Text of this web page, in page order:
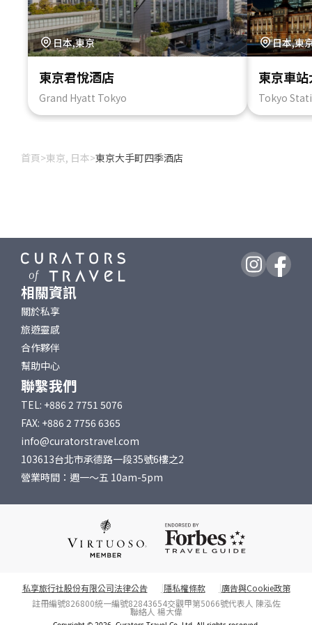
日本,東京
東京君悅酒店
Grand Hyatt Tokyo
日本,東
東京車
Tokyo
首頁>東京, 日本>東京大手町四季酒店
相關資訊
關於私享
旅遊靈感
合作夥伴
幫助中心
聯繫我們
TEL: +886 2 7751 5076
FAX: +886 2 7756 6365
info@curatorstravel.com
103613台北市承德路一段35號6樓之2
營業時間：週一～五 10am-5pm
私享旅行社股份有限公司法律公告 隱私權條款
廣告與Cookie政策
註冊編號826800統一編號82843654交觀甲第5066號代表人 陳泓佐
聯絡人 楊大偉